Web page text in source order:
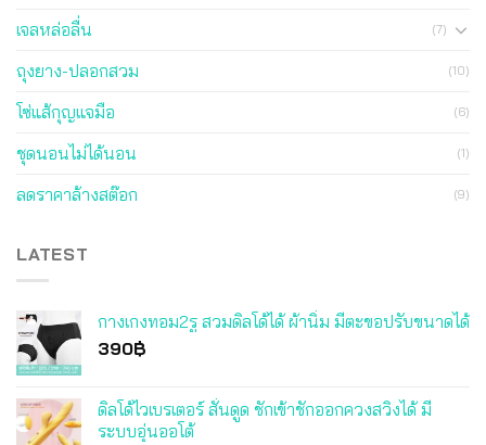
เจลหล่อลื่น (7)
ถุงยาง-ปลอกสวม (10)
โซ่แส้กุญแจมือ (6)
ชุดนอนไม่ได้นอน (1)
ลดราคาล้างสต๊อก (9)
LATEST
กางเกงทอม2รู สวมดิลโด้ได้ ผ้านิ่ม มีตะขอปรับขนาดได้
390฿
ดิลโด้ไวเบรเตอร์ สั่นดูด ชักเข้าชักออกควงสวิงได้ มี
ระบบอุ่นออโต้